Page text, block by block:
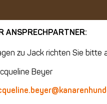
ANSPRECHPARTNER:
zu Jack richten Sie bitte
Beyer